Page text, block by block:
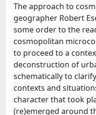
The approach to
geographer Robert
some order to the
cosmopolitan
to proceed to a
deconstruction of
schematically to
contexts and
character that took
(re)emerged around